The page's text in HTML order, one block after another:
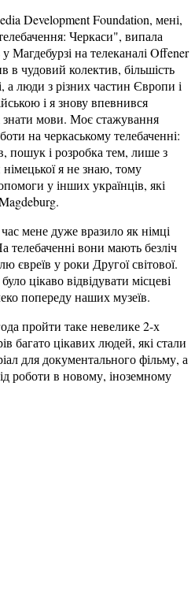
Development Foundation, мені,
Черкаси", випала
Магдебурзі на телеканалі Offener
чудовий колектив, більшість
а люди з різних частин Європи і
і я знову впевнився
знати мови. Моє стажування
на черкаському телебаченні:
пошук і розробка тем, лише з
я не знаю, тому
у інших українців, які
мене дуже вразило як німці
телебаченні вони мають безліч
євреїв у роки Другої світової.
цікаво відвідувати місцеві
попереду наших музеїв.
пройти таке невелике 2-х
багато цікавих людей, які стали
для документального фільму, а
роботи в новому, іноземному